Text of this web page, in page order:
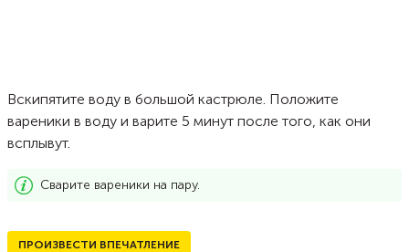
Вскипятите воду в большой кастрюле. Положите
вареники в воду и варите 5 минут после того, как они
всплывут.
Сварите вареники на пару.
ПРОИЗВЕСТИ ВПЕЧАТЛЕНИЕ